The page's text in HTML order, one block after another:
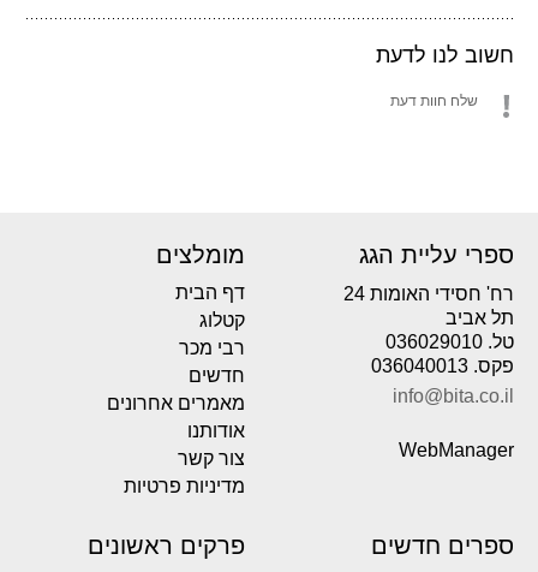
חשוב לנו לדעת
שלח חוות דעת
ספרי עליית הגג
רח' חסידי האומות 24
תל אביב
טל. 036029010
פקס. 036040013
info@bita.co.il
WebManager
מומלצים
דף הבית
קטלוג
רבי מכר
חדשים
מאמרים אחרונים
אודותנו
צור קשר
מדיניות פרטיות
ספרים חדשים פרקים ראשונים